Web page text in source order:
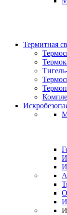
Термитная